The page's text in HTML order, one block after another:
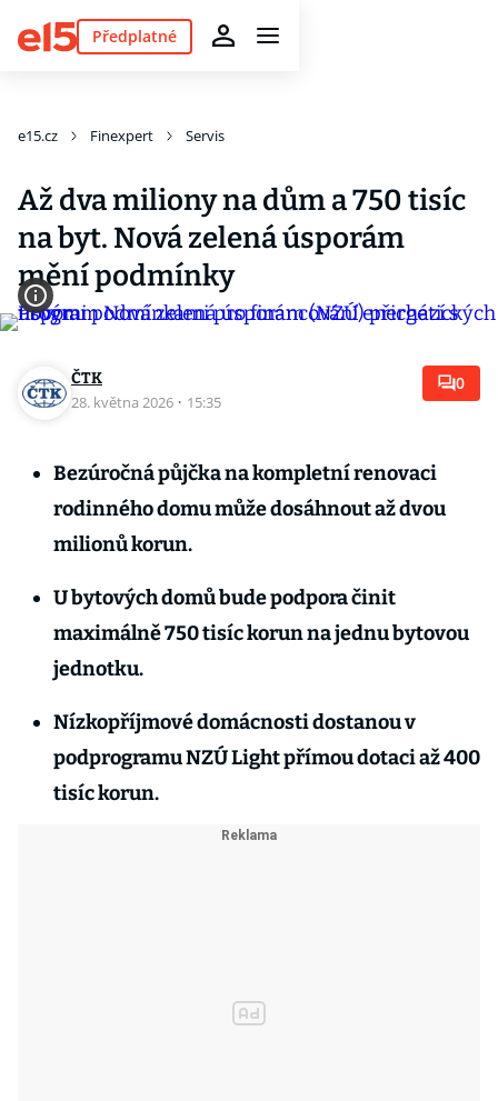
Předplatné
e15.cz Finexpert Servis
Až dva miliony na dům a 750 tisíc
na byt. Nová zelená úsporám
mění podmínky
ČTK
28. května 2026 · 15:35
0
Bezúročná půjčka na kompletní renovaci
rodinného domu může dosáhnout až dvou
milionů korun.
U bytových domů bude podpora činit
maximálně 750 tisíc korun na jednu bytovou
jednotku.
Nízkopříjmové domácnosti dostanou v
podprogramu NZÚ Light přímou dotaci až 400
tisíc korun.